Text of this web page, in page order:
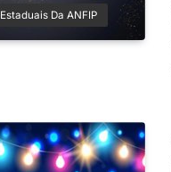
Estaduais Da ANFIP